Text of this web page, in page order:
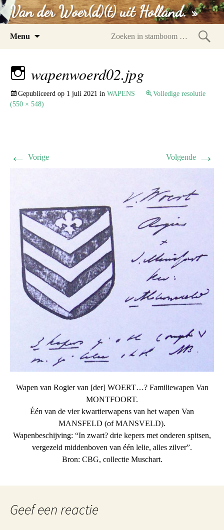
Van der Woer(d)(t) uit Holland. »
Menu
wapenwoerd02.jpg
Gepubliceerd op 1 juli 2021 in WAPENS
Volledige resolutie
(550 × 548)
← Vorige Volgende →
Wapen van Rogier van [der] WOERT…? Familiewapen Van
MONTFOORT.
Één van de vier kwartierwapens van het wapen Van
MANSFELD (of MANSVELD).
Wapenbeschijving: “In zwart? drie kepers met onderen spitsen,
vergezeld middenboven van één lelie, alles zilver”.
Bron: CBG, collectie Muschart.
Geef een reactie